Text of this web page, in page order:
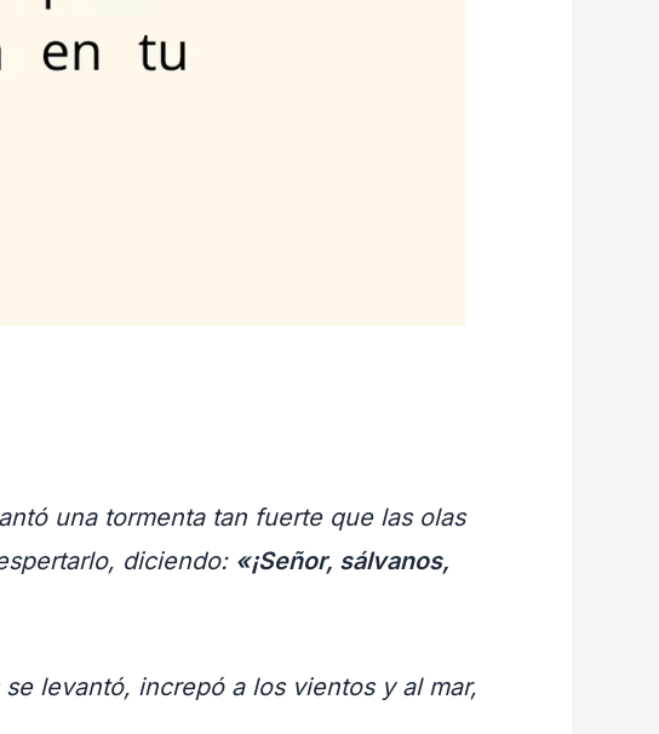
una tormenta tan fuerte que las olas
diciendo: «¡Señor, sálvanos,
se levantó, increpó a los vientos y al mar,